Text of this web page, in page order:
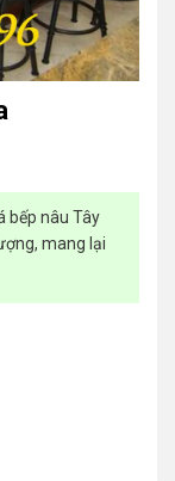
bếp nâu Tây
mang lại